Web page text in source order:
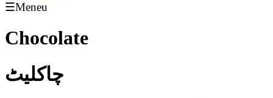
☰Meneu
Chocolate
چاکلیٹ